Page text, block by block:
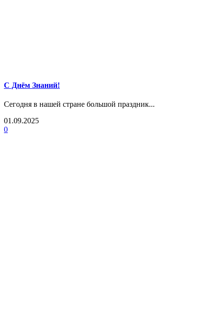
С Днём Знаний!
Сегодня в нашей стране большой праздник...
01.09.2025
0